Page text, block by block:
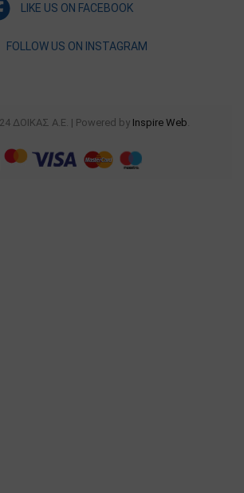
LIKE US ON FACEBOOK
FOLLOW US ON INSTAGRAM
ΔΟΙΚΑΣ Α.Ε. | Powered by Inspire Web